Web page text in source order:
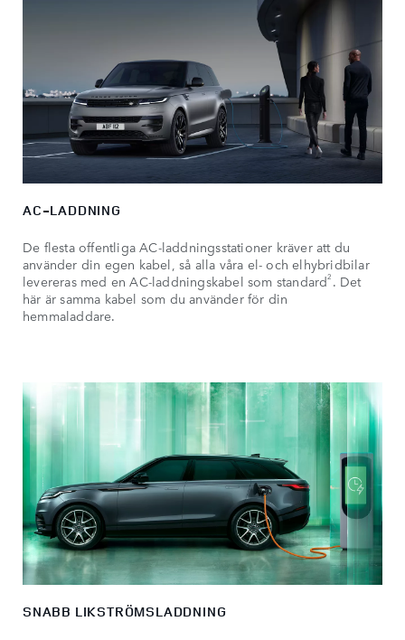
AC-LADDNING
De flesta offentliga AC-laddningsstationer kräver att du
använder din egen kabel, så alla våra el- och elhybridbilar
levereras med en AC-laddningskabel som standard2 . Det
här är samma kabel som du använder för din
hemmaladdare.
SNABB LIKSTRÖMSLADDNING